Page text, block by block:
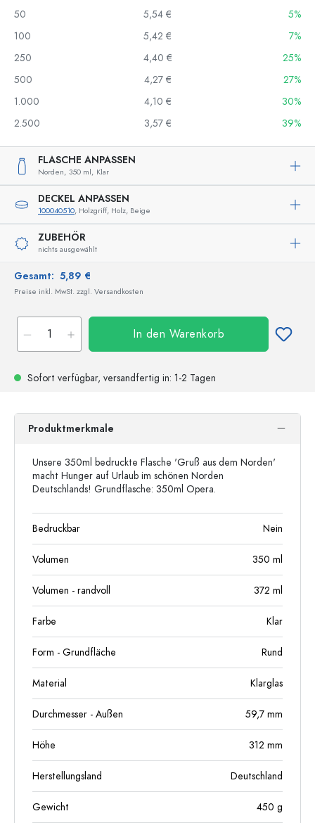
50
5,54 €
5%
100
5,42 €
7%
250
4,40 €
25%
500
4,27 €
27%
1.000
4,10 €
30%
2.500
3,57 € 39%
FLASCHE ANPASSEN
Norden, 350 ml, Klar
DECKEL ANPASSEN
100040510, Holzgriff, Holz, Beige
ZUBEHÖR
nichts ausgewählt
Gesamt: 5,89 €
Preise inkl. MwSt. zzgl. Versandkosten
In den Warenkorb
Sofort verfügbar, versandfertig in: 1-2 Tagen
Produktmerkmale
Unsere 350ml bedruckte Flasche 'Gruß aus dem Norden'
macht Hunger auf Urlaub im schönen Norden
Deutschlands! Grundflasche: 350ml Opera.
Bedruckbar Nein
Volumen 350 ml
Volumen - randvoll 372 ml
Farbe Klar
Form - Grundfläche Rund
Material Klarglas
Durchmesser - Außen 59,7 mm
Höhe 312 mm
Herstellungsland Deutschland
Gewicht 450 g